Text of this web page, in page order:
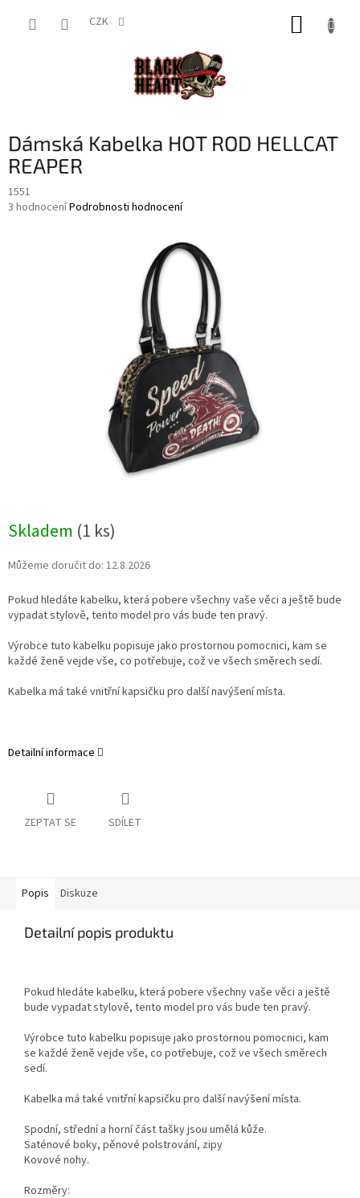
CZK
Dámská Kabelka HOT ROD HELLCAT
REAPER
1551
Průměrné
3 hodnoceníPodrobnosti hodnocení
Skladem (1 ks)
Můžeme doručit do: 12.8.2026
Pokud hledáte kabelku, která pobere všechny vaše věci a ještě bude
vypadat stylově, tento model pro vás bude ten pravý.
Výrobce tuto kabelku popisuje jako prostornou pomocnici, kam se
každé ženě vejde vše, co potřebuje, což ve všech směrech sedí.
Kabelka má také vnitřní kapsičku pro další navýšení místa.
Detailní informace
ZEPTAT SE SDÍLET
Popis Diskuze
Detailní popis produktu
Pokud hledáte kabelku, která pobere všechny vaše věci a ještě
bude vypadat stylově, tento model pro vás bude ten pravý.
Výrobce tuto kabelku popisuje jako prostornou pomocnici, kam
se každé ženě vejde vše, co potřebuje, což ve všech směrech
sedí.
Kabelka má také vnitřní kapsičku pro další navýšení místa.
Spodní, střední a horní část tašky jsou umělá kůže.
Saténové boky, pěnové polstrování, zipy
Kovové nohy.
Rozměry: